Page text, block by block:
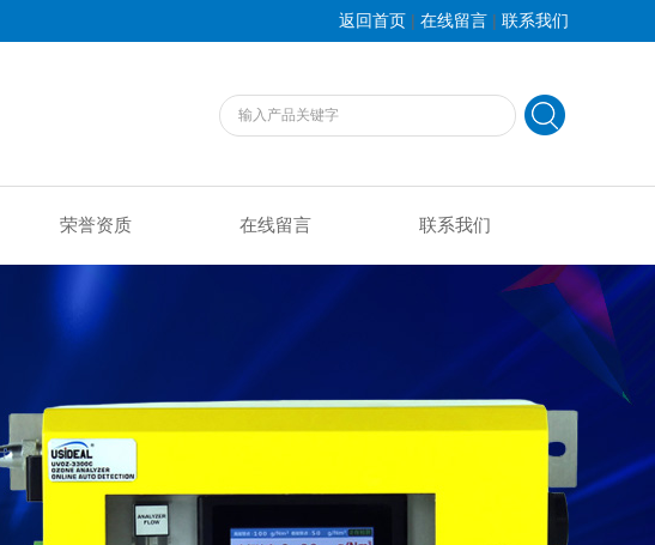
返回首页 | 在线留言 | 联系我们
荣誉资质 在线留言 联系我们